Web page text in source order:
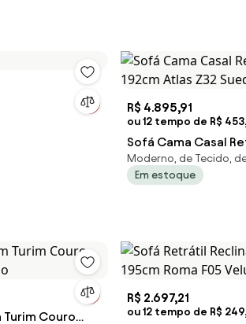
R$ 4.895,91
ou 12 tempo de R$
Sofá Cama Casal
192cm Atlas Z32
Moderno, de Tecido,
Em estoque
Turim Couro
R$ 2.697,21
ou 12 tempo de R$